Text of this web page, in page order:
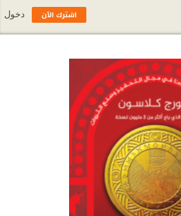
اشترك الآن دخول